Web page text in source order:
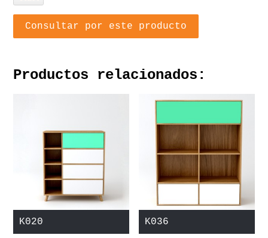
Consultar por este producto
Productos relacionados:
K020 K036